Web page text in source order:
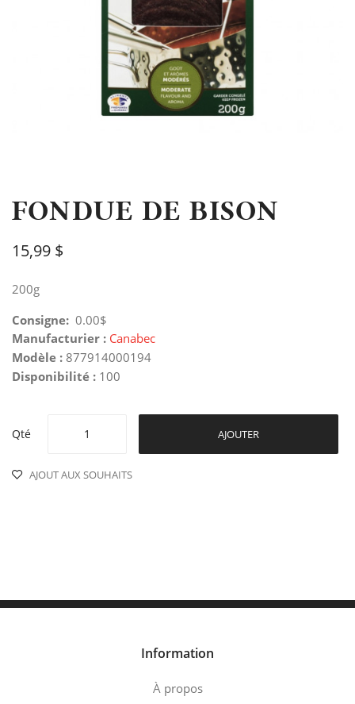
FONDUE DE BISON
15,99 $
200g
Consigne: 0.00$
Manufacturier : Canabec
Modèle : 877914000194
Disponibilité : 100
Qté AJOUTER
AJOUT AUX SOUHAITS
Information
À propos